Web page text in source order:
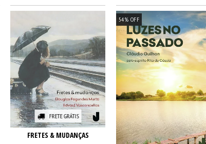
FRETE GRÁTIS
FRETES & MUDANÇAS
54% OFF